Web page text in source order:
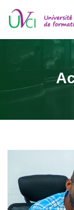
Formation
Plateformes